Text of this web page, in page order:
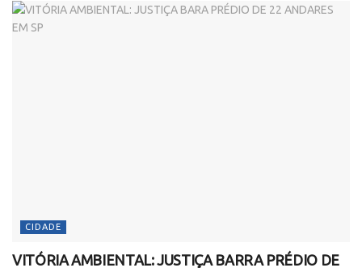
CIDADE
VITÓRIA AMBIENTAL: JUSTIÇA BARRA PRÉDIO DE